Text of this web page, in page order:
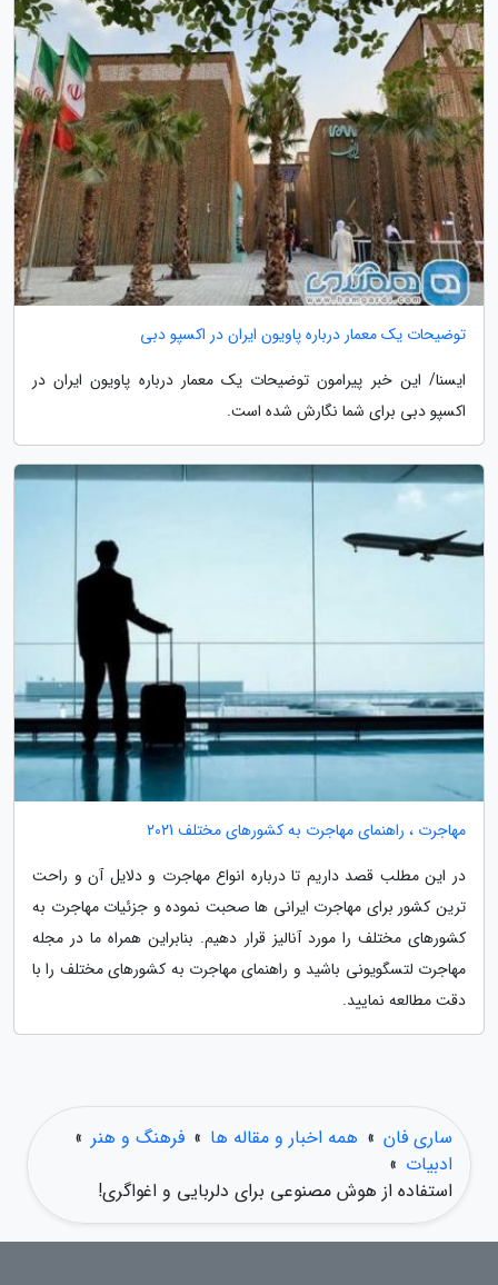
توضیحات یک معمار درباره پاویون ایران در اکسپو دبی
ایسنا/ این خبر پیرامون توضیحات یک معمار درباره پاویون ایران در
اکسپو دبی برای شما نگارش شده است.
مهاجرت ، راهنمای مهاجرت به کشورهای مختلف 2021
در این مطلب قصد داریم تا درباره انواع مهاجرت و دلایل آن و راحت
ترین کشور برای مهاجرت ایرانی ها صحبت نموده و جزئیات مهاجرت به
کشورهای مختلف را مورد آنالیز قرار دهیم. بنابراین همراه ما در مجله
مهاجرت لتسگویونی باشید و راهنمای مهاجرت به کشورهای مختلف را با
دقت مطالعه نمایید.
ساری فان » همه اخبار و مقاله ها » فرهنگ و هنر »
ادبیات »
استفاده از هوش مصنوعی برای دلربایی و اغواگری!